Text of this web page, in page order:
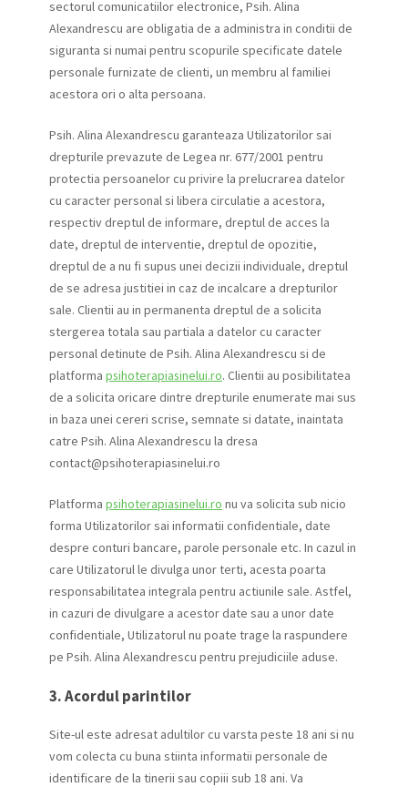
sectorul comunicatiilor electronice, Psih. Alina
Alexandrescu are obligatia de a administra in conditii de
siguranta si numai pentru scopurile specificate datele
personale furnizate de clienti, un membru al familiei
acestora ori o alta persoana.
Psih. Alina Alexandrescu garanteaza Utilizatorilor sai
drepturile prevazute de Legea nr. 677/2001 pentru
protectia persoanelor cu privire la prelucrarea datelor
cu caracter personal si libera circulatie a acestora,
respectiv dreptul de informare, dreptul de acces la
date, dreptul de interventie, dreptul de opozitie,
dreptul de a nu fi supus unei decizii individuale, dreptul
de se adresa justitiei in caz de incalcare a drepturilor
sale. Clientii au in permanenta dreptul de a solicita
stergerea totala sau partiala a datelor cu caracter
personal detinute de Psih. Alina Alexandrescu si de
platforma psihoterapiasinelui.ro. Clientii au posibilitatea
de a solicita oricare dintre drepturile enumerate mai sus
in baza unei cereri scrise, semnate si datate, inaintata
catre Psih. Alina Alexandrescu la dresa
contact@psihoterapiasinelui.ro
Platforma psihoterapiasinelui.ro nu va solicita sub nicio
forma Utilizatorilor sai informatii confidentiale, date
despre conturi bancare, parole personale etc. In cazul in
care Utilizatorul le divulga unor terti, acesta poarta
responsabilitatea integrala pentru actiunile sale. Astfel,
in cazuri de divulgare a acestor date sau a unor date
confidentiale, Utilizatorul nu poate trage la raspundere
pe Psih. Alina Alexandrescu pentru prejudiciile aduse.
3. Acordul parintilor
Site-ul este adresat adultilor cu varsta peste 18 ani si nu
vom colecta cu buna stiinta informatii personale de
identificare de la tinerii sau copiii sub 18 ani. Va